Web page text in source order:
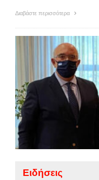
Διαβάστε περισσότερα
Ειδήσεις